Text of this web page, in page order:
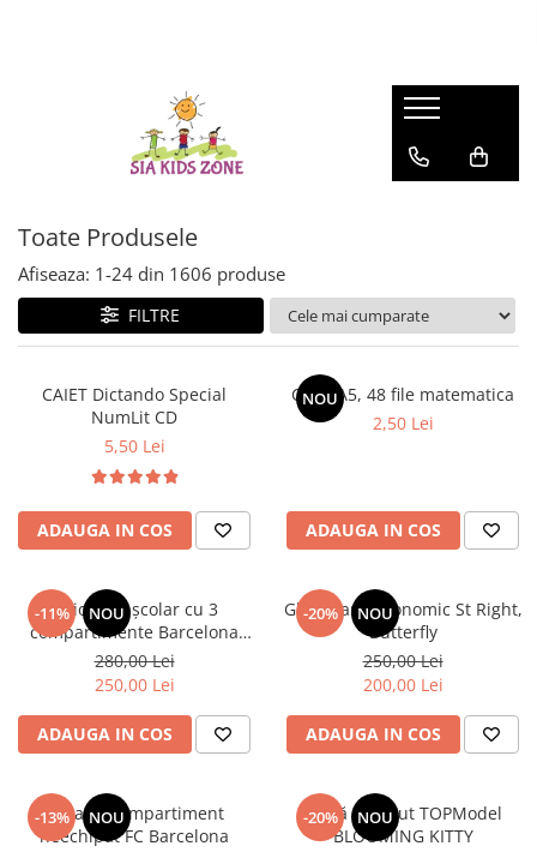
HUNTRIX K-POP
Accesorii Beauty
Prosop de baie
Patururi Baieti
Accesorii pentru petrecere
Umbrele
Toate Produsele
Afiseaza: 1-24 din 1606 produse
FILTRE
CAIET Dictando Special
NumLit CD
5,50 Lei
ADAUGA IN COS
NOU
Caiet A5, 48 file matematica
2,50 Lei
ADAUGA IN COS
-11% NOU
Ghiozdan școlar cu 3
compartimente Barcelona
AB340 Astrabag albastru/rosu
280,00 Lei
250,00 Lei
ADAUGA IN COS
-20% NOU
Ghiozdan ergonomic St Right,
Butterfly
250,00 Lei
200,00 Lei
ADAUGA IN COS
-13% NOU
Penar 1 compartiment
neechipat FC Barcelona
-20% NOU
Sticlă de băut TOPModel
BLOOMING KITTY